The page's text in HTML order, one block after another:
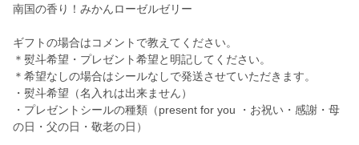
南国の香り！みかんローゼルゼリー
ギフトの場合はコメントで教えてください。
＊熨斗希望・プレゼント希望と明記してください。
＊希望なしの場合はシールなしで発送させていただきます。
・熨斗希望（名入れは出来ません）
・プレゼントシールの種類（present for you ・お祝い・感謝・母
の日・父の日・敬老の日）